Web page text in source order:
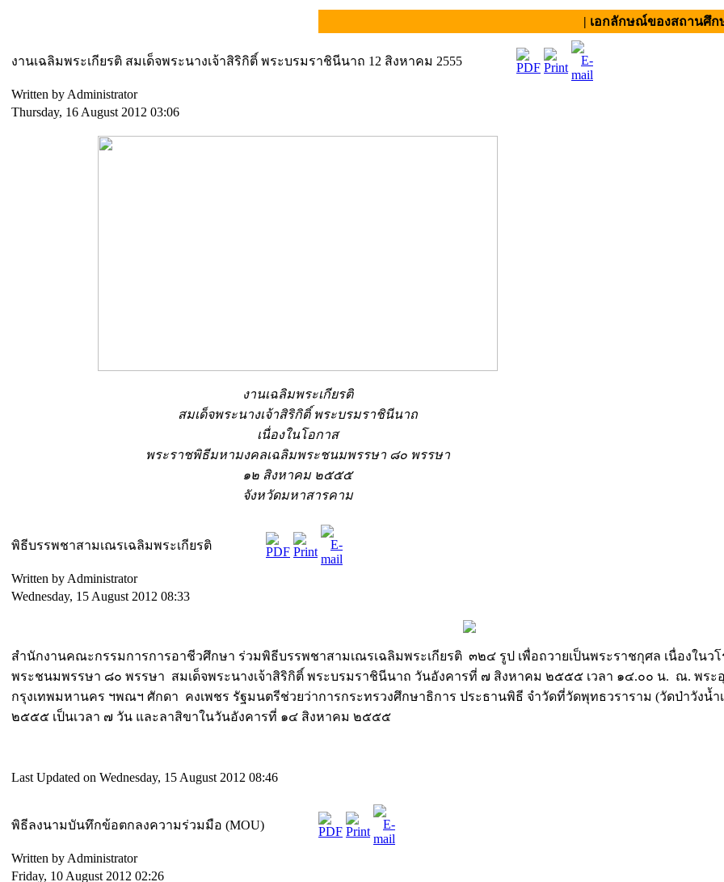
| เอกลักษณ์ของสถานศึกษา :
งานเฉลิมพระเกียรติ สมเด็จพระนางเจ้าสิริกิติ์ พระบรมราชินีนาถ 12 สิงหาคม 2555
Written by Administrator
Thursday, 16 August 2012 03:06
งานเฉลิมพระเกียรติ
สมเด็จพระนางเจ้าสิริกิติ์ พระบรมราชินีนาถ
เนื่องในโอกาส
พระราชพิธีมหามงคลเฉลิมพระชนมพรรษา ๘๐ พรรษา
๑๒ สิงหาคม ๒๕๕๕
จังหวัดมหาสารคาม
พิธีบรรพชาสามเณรเฉลิมพระเกียรติ
Written by Administrator
Wednesday, 15 August 2012 08:33
สำนักงานคณะกรรมการการอาชีวศึกษา ร่วมพิธีบรรพชาสามเณรเฉลิมพระเกียรติ ๓๒๔ รูป เพื่อถวายเป็นพระราชกุศล เนื่องในว
พระชนมพรรษา ๘๐ พรรษา สมเด็จพระนางเจ้าสิริกิติ์ พระบรมราชินีนาถ วันอังคารที่ ๗ สิงหาคม ๒๕๕๕ เวลา ๑๔.๐๐ น. ณ. พร
กรุงเทพมหานคร ฯพณฯ ศักดา คงเพชร รัฐมนตรีช่วยว่าการกระทรวงศึกษาธิการ ประธานพิธี จำวัดที่วัดพุทธวราราม (วัดป่าวังน้
๒๕๕๕ เป็นเวลา ๗ วัน และลาสิขาในวันอังคารที่ ๑๔ สิงหาคม ๒๕๕๕
Last Updated on Wednesday, 15 August 2012 08:46
พิธีลงนามบันทึกข้อตกลงความร่วมมือ (MOU)
Written by Administrator
Friday, 10 August 2012 02:26